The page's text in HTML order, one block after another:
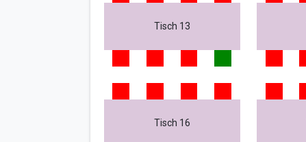
Tisch 13
Tisch 16